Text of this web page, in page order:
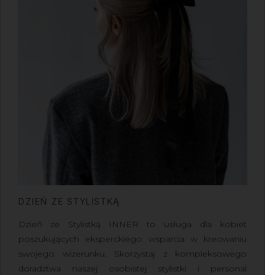
DZIEŃ ZE STYLISTKĄ
Dzień ze Stylistką INNER to usługa dla kobiet
poszukujących eksperckiego wsparcia w kreowaniu
swojego wizerunku. Skorzystaj z kompleksowego
doradztwa naszej osobistej stylistki i personal